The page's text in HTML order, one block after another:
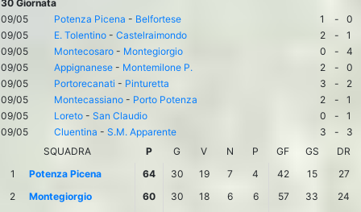
30 Giornata
09/05
Potenza Picena - Belfortese 1 -
0
09/05
E. Tolentino - Castelraimondo 2 -
1
09/05
Montecosaro - Montegiorgio 0 -
4
09/05
Appignanese - Montemilone P. 2 -
0
09/05
Portorecanati - Pinturetta 3 -
2
09/05
Montecassiano - Porto Potenza 2 -
1
09/05
Loreto - San Claudio 0 -
1
09/05
Cluentina - S.M. Apparente 3 -
3
SQUADRA
P G V N P GF GS
DR
1
Potenza Picena 64 30 19 7 4 42 15
27
2
Montegiorgio 60 30 18 6 6 57 33
24